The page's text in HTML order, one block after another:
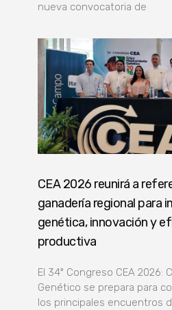
nueva convocatoria de
CEA 2026 reunirá a
ganadería regional para
genética, innovación y
productiva
El 34º Congreso CEA 2026:
Genético se prepara para
los principales encuentros